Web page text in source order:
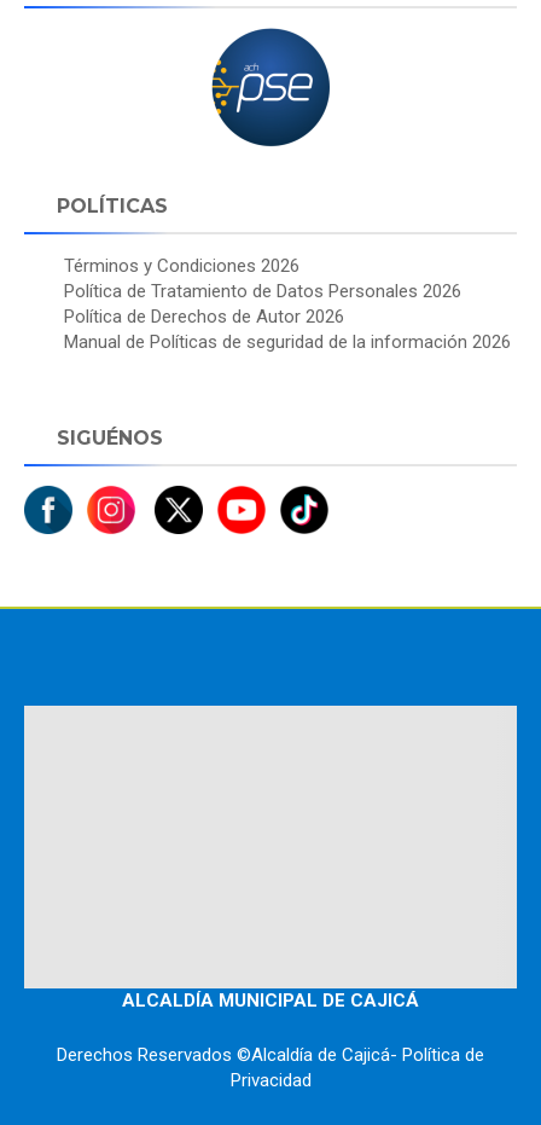
POLÍTICAS
Términos y Condiciones 2026
Política de Tratamiento de Datos Personales 2026
Política de Derechos de Autor 2026
Manual de Políticas de seguridad de la información 2026
SIGUÉNOS
ALCALDÍA MUNICIPAL DE CAJICÁ
Derechos Reservados ©Alcaldía de Cajicá- Política de
Privacidad